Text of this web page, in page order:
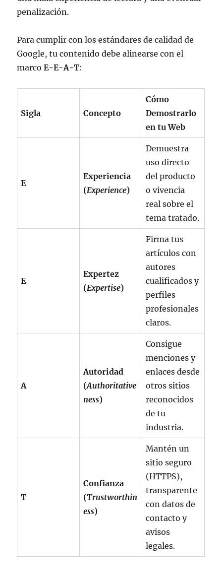
penalización.
Para cumplir con los estándares de calidad de
Google, tu contenido debe alinearse con el
marcoE-E-A-T:
Sigla Concepto
Cómo
Demostrarlo
en tu Web
E
Experiencia
(Experience)
Demuestra
uso directo
del producto
o vivencia
real sobre el
tema tratado.
E
Expertez
(Expertise)
Firma tus
artículos con
autores
cualificados y
perfiles
profesionales
claros.
A
Autoridad
(Authoritative
ness)
Consigue
menciones y
enlaces desde
otros sitios
reconocidos
de tu
industria.
T
Confianza
(Trustworthin
ess)
Mantén un
sitio seguro
(HTTPS),
transparente
con datos de
contacto y
avisos
legales.